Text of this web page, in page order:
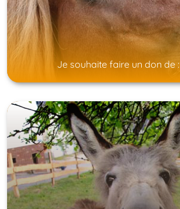
Je souhaite faire un don de :